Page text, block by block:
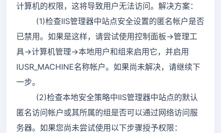
计算机的权限，这将导致用户无法访问。解决方案：
(1)检查IIS管理器中站点安全设置的匿名帐户是否
已禁用。如果是这样，请尝试使用控制面板->管理工
具->计算机管理->本地用户和组来启用它，并启用
IUSR_MACHINE名称帐户。如果尚未解决，请继续下
一步。
(2)检查本地安全策略中IIS管理器中站点的默认
匿名访问帐户或其所属的组是否可以通过网络访问服
务器。如果您尚未尝试使用以下步骤授予权限：